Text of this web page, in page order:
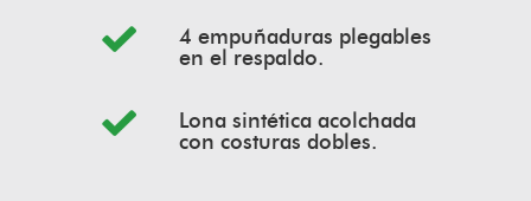
4 empuñaduras plegables
en el respaldo.
Lona sintética acolchada
con costuras dobles.